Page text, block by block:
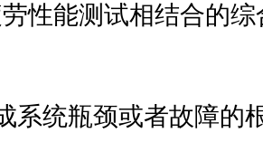
性能测试相结合的综
系统瓶颈或者故障的